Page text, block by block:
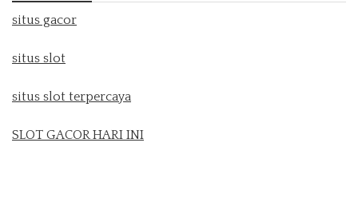
situs gacor
situs slot
situs slot terpercaya
SLOT GACOR HARI INI